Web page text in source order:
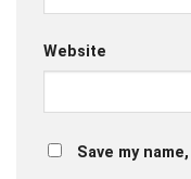
Website
Save my